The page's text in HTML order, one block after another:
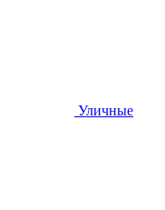
Уличные